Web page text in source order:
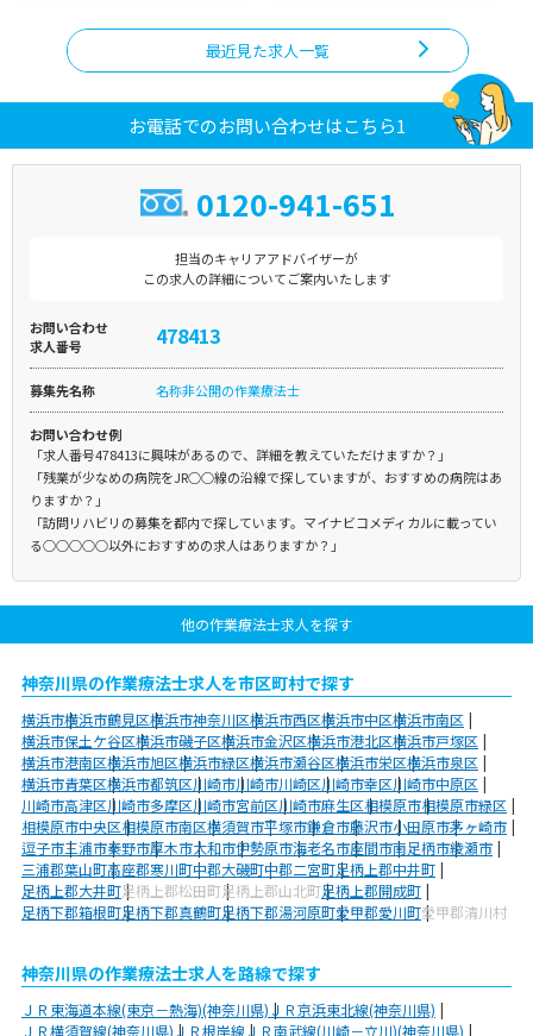
最近見た求人一覧
お電話でのお問い合わせはこちら1
0120-941-651
担当のキャリアアドバイザーが
この求人の詳細についてご案内いたします
お問い合わせ
求人番号
478413
募集先名称 名称非公開の作業療法士
お問い合わせ例
「求人番号478413に興味があるので、詳細を教えていただけますか？」
「残業が少なめの病院をJR○○線の沿線で探していますが、おすすめの病院はあ
りますか？」
「訪問リハビリの募集を都内で探しています。マイナビコメディカルに載ってい
る○○○○○以外におすすめの求人はありますか？」
他の作業療法士求人を探す
神奈川県の作業療法士求人を市区町村で探す
横浜市横浜市鶴見区横浜市神奈川区横浜市西区横浜市中区横浜市南区
横浜市保土ケ谷区横浜市磯子区横浜市金沢区横浜市港北区横浜市戸塚区
横浜市港南区横浜市旭区横浜市緑区横浜市瀬谷区横浜市栄区横浜市泉区
横浜市青葉区横浜市都筑区川崎市川崎市川崎区川崎市幸区川崎市中原区
川崎市高津区川崎市多摩区川崎市宮前区川崎市麻生区相模原市相模原市緑区
相模原市中央区相模原市南区横須賀市平塚市鎌倉市藤沢市小田原市茅ヶ崎市
逗子市三浦市秦野市厚木市大和市伊勢原市海老名市座間市南足柄市綾瀬市
三浦郡葉山町高座郡寒川町中郡大磯町中郡二宮町足柄上郡中井町
足柄上郡大井町足柄上郡松田町足柄上郡山北町足柄上郡開成町
足柄下郡箱根町足柄下郡真鶴町足柄下郡湯河原町愛甲郡愛川町愛甲郡清川村
神奈川県の作業療法士求人を路線で探す
ＪＲ東海道本線(東京－熱海)(神奈川県)ＪＲ京浜東北線(神奈川県)
ＪＲ横須賀線(神奈川県)ＪＲ根岸線ＪＲ南武線(川崎－立川)(神奈川県)